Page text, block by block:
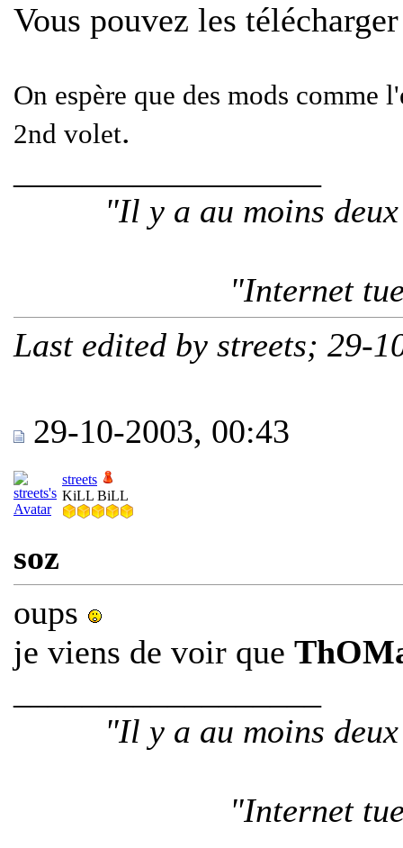
Vous pouvez les
On espère que des mods comme
2nd volet.
"Il y a au moins
"Internet
Last edited by streets; 29-
29-10-2003, 00:43
streets
KiLL BiLL
soz
oups
je viens de voir que
"Il y a au moins
"Internet